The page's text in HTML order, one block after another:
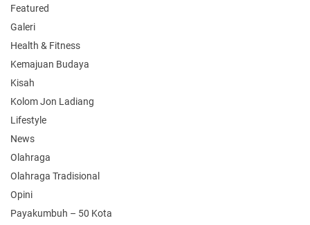
Featured
Galeri
Health & Fitness
Kemajuan Budaya
Kisah
Kolom Jon Ladiang
Lifestyle
News
Olahraga
Olahraga Tradisional
Opini
Payakumbuh – 50 Kota